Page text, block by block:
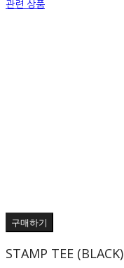
관련 상품
구매하기
STAMP TEE (BLACK)